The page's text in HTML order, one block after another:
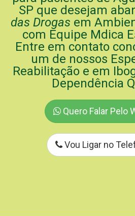
SP que desejam
das Drogas em
com Equipe Mdica
Entre em contato
um de nossos
Reabilitação e em
Dependência
Quero Falar Pelo
Vou Ligar no